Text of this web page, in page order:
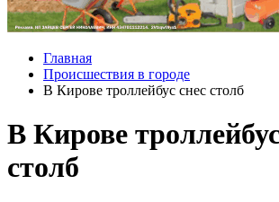
Главная
Происшествия в городе
В Кирове троллейбус снес столб
В Кирове
столб